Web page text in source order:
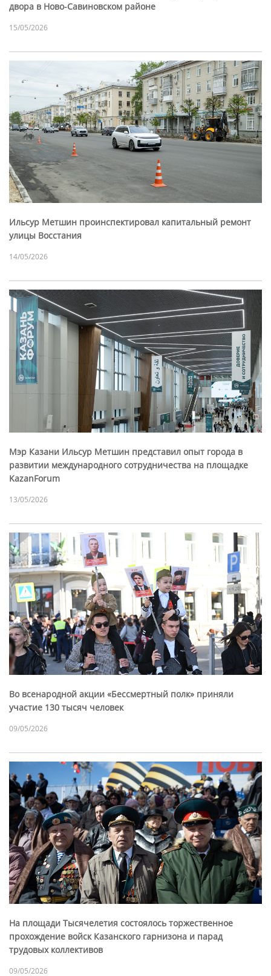
двора в Ново-Савиновском районе
15/05/2026
Ильсур Метшин проинспектировал капитальный ремонт
улицы Восстания
14/05/2026
Мэр Казани Ильсур Метшин представил опыт города в
развитии международного сотрудничества на площадке
KazanForum
13/05/2026
Во всенародной акции «Бессмертный полк» приняли
участие 130 тысяч человек
09/05/2026
На площади Тысячелетия состоялось торжественное
прохождение войск Казанского гарнизона и парад
трудовых коллективов
09/05/2026